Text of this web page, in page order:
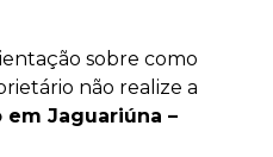
sobre como
não realize a
Jaguariúna –